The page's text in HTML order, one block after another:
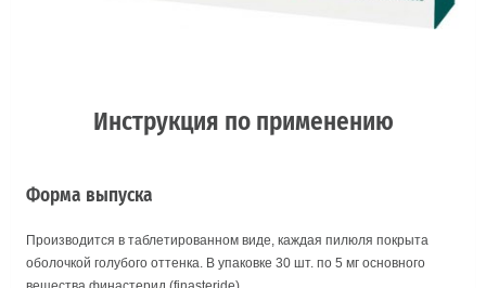
Инструкция по применению
Форма выпуска
Производится в таблетированном виде, каждая пилюля покрыта
оболочкой голубого оттенка. В упаковке 30 шт. по 5 мг основного